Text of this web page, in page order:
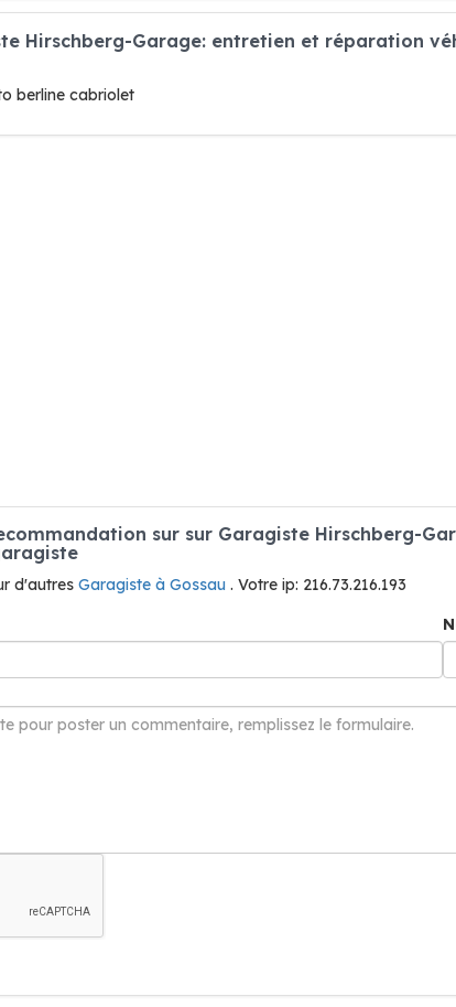
Hirschberg-Garage: entretien et réparation
berline cabriolet
sur sur Garagiste Hirschberg-
d'autres Garagiste à Gossau . Votre ip: 216.73.216.193